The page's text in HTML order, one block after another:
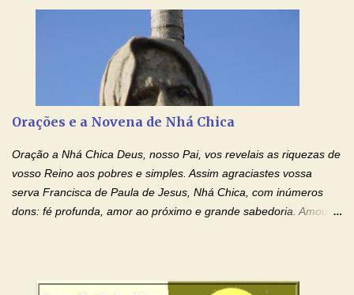
ensanguentadas, chagadas e abertas, sobre mim, neste
momento. Sinto-me completamente sem forças para prosseguir,
carregando as minhas cruzes. Preciso que a força e o poder de
Tuas Mãos, que suportaram a mais profunda dor ao serem
pregadas na Cruz, reergam-me e curem-me agora. Jesus, não
peço somente por mim, mas também por todos aqueles que mais
amo. Nós precisamos desesperadamente de cura física e
espiritual, através do toque consolador de tuas Mãos
ensanguentadas e infinitamente poderosas. Eu reconheço,
apesar de toda a minha limitação e da infinidade dos meus ...
Orações e a Novena de Nhá Chica
Oração a Nhá Chica Deus, nosso Pai, vos revelais as riquezas de
vosso Reino aos pobres e simples. Assim agraciastes vossa
serva Francisca de Paula de Jesus, Nhá Chica, com inúmeros
dons: fé profunda, amor ao próximo e grande sabedoria. Amou a
Senhor Jesus Cristo, vosso Filho, na unidade do Espírito Santo.